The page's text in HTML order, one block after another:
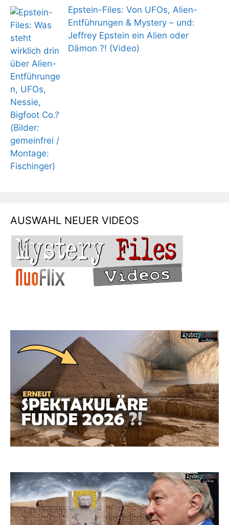
Epstein-Files: Von UFOs, Alien-
Entführungen & Mystery – und:
Jeffrey Epstein ein Alien oder
Dämon ?! (Video)
AUSWAHL NEUER VIDEOS